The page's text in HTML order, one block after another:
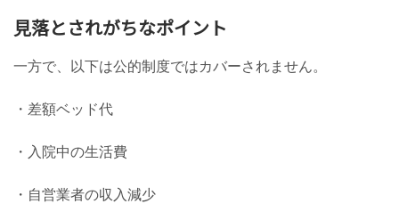
見落とされがちなポイント
一方で、以下は公的制度ではカバーされません。
・差額ベッド代
・入院中の生活費
・自営業者の収入減少